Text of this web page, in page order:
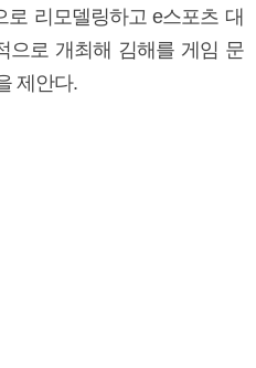
리모델링하고 e스포츠 대
으로 개최해 김해를 게임 문
제안다.